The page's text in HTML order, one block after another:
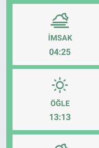
İMSAK
04:25
ÖĞLE
13:13